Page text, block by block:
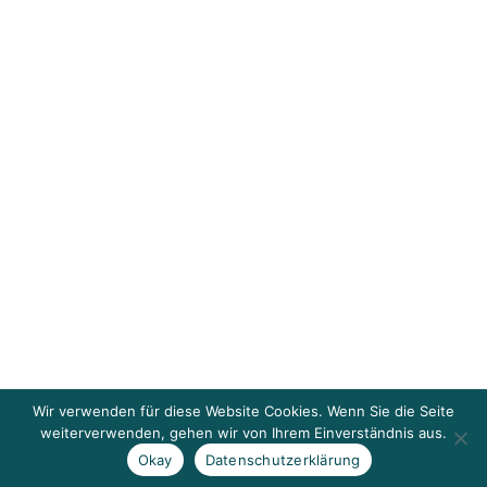
Wir verwenden für diese Website Cookies. Wenn Sie die Seite
weiterverwenden, gehen wir von Ihrem Einverständnis aus.
Okay
Datenschutzerklärung